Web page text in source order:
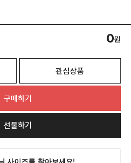
0원
관심상품
구매하기
선물하기